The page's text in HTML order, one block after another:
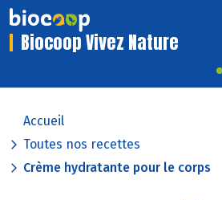
Biocoop Vivez Nature
Accueil
Toutes nos recettes
Crème hydratante pour le corps